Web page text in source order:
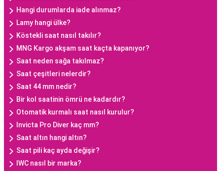
Hangi durumlarda iade alınmaz?
Lamy hangi ülke?
Köstekli saat nasıl takılır?
MNG Kargo akşam saat kaçta kapanıyor?
Saat neden sağa takılmaz?
Saat çeşitleri nelerdir?
Saat 44 mm nedir?
Bir kol saatinin ömrü ne kadardır?
Otomatik kurmalı saat nasıl kurulur?
Invicta Pro Diver kaç mm?
Saat altın hangi altın?
Saat pili kaç ayda değişir?
IWC nasıl bir marka?